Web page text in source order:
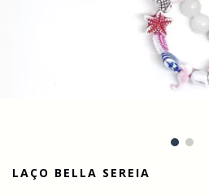
LAÇO BELLA SEREIA